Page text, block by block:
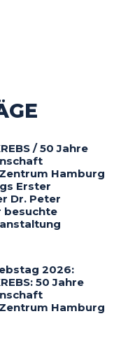
/ 50 Jahre
Hamburg
Erster
Dr. Peter
besuchte
2026:
50 Jahre
Hamburg